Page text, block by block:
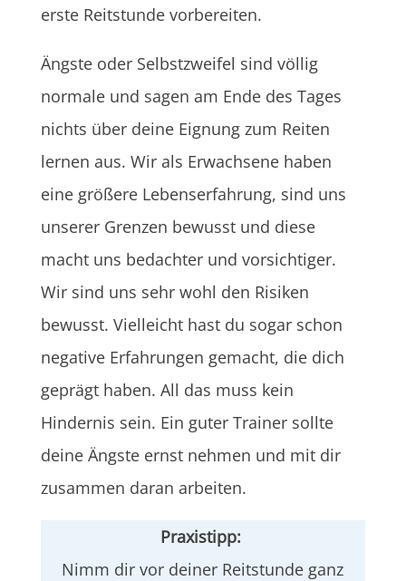
erste Reitstunde vorbereiten.
Ängste oder Selbstzweifel sind völlig
normale und sagen am Ende des Tages
nichts über deine Eignung zum Reiten
lernen aus. Wir als Erwachsene haben
eine größere Lebenserfahrung, sind uns
unserer Grenzen bewusst und diese
macht uns bedachter und vorsichtiger.
Wir sind uns sehr wohl den Risiken
bewusst. Vielleicht hast du sogar schon
negative Erfahrungen gemacht, die dich
geprägt haben. All das muss kein
Hindernis sein. Ein guter Trainer sollte
deine Ängste ernst nehmen und mit dir
zusammen daran arbeiten.
Praxistipp:
Nimm dir vor deiner Reitstunde ganz